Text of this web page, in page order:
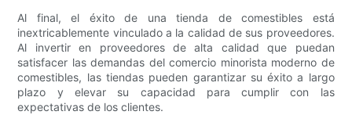
Al final, el éxito de una tienda de comestibles está
inextricablemente vinculado a la calidad de sus proveedores.
Al invertir en proveedores de alta calidad que puedan
satisfacer las demandas del comercio minorista moderno de
comestibles, las tiendas pueden garantizar su éxito a largo
plazo y elevar su capacidad para cumplir con las
expectativas de los clientes.